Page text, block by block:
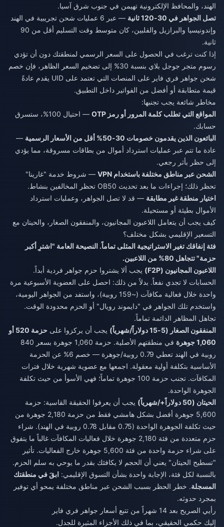
الهند، والمحافظ الإلكترونية تهيمن في جنوب شرق آسيا.
تصل الجواهر في 30-120 ثانية
— عبر 6 عمليات شحن تجريبية في الهند
وإندونيسيا والبرازيل والفلبين، كان متوسط وقت التسليم أقل من 90
ثانية.
إذا كنت ترغب في الحصول على السعر الرسمي لمنطقتك دون أن تؤدي
رسوم متجر جوجل بلاي بنسبة 30% إلى تضخيم السعر الظاهر، فإن
خصم
شحن جواهر فري فاير
على المنصات التي تعتمد على UID يقدم عادةً
قيمة متطابقة أو أفضل من الفواتير داخل التطبيق.
مخاطر شائعة يجب تجنبها:
المواقع التي تطلب كلمة المرور أو رمز OTP
— احتيال 100%، ستسرق
حسابك.
البائعون الذين يقدمون خصومات 30-50% أقل من الأسعار الرسمية
—
عادة ما تتم عبر عمليات استرداد أموال من بطاقات مسروقة، مما يؤدي
إلى حظر بأثر رجعي.
الشحن عبر مناطق مختلفة باستخدام VPN
— شروط خدمة "غارينا"
تحظر ذلك؛ إجراءات ما بعد تحديث OB50 تحظر المخالفين بنشاط.
اختيار منطقة غير مطابقة — قد لا تصل الجواهر، وعمليات استرداد
الأموال بطيئة أو مستحيلة.
كيف يجب أن يتعامل اللاعبون المجانيون، والمنفقون الصغار، والحيتان مع
التسعير الإقليمي بشكل مختلف؟
فئة إنفاقك تغير الاستراتيجية المثلى تماماً. النصيحة العامة "اشترِ أكبر
حزمة" تتجاهل 80% من اللاعبين.
اللاعبون المجانيون (F2P)
يجب ألا يشتروا حزم جواهر فردية أبداً.
الحسابات لا تجدي نفعاً. بدلاً من ذلك: احصل على العضوية الأسبوعية مرة
واحدة خلال فعالية مكافآت (~159 روبية)، واستفد من الجواهر اليومية،
واستخدم تلك الجواهر في "دايموند رويال" أو الحزم محدودة الوقت.
تجاهل المظاهر الدائمة تماماً.
المنفقون الصغار (5-15 دولاراً/شهرياً)
يجب أن يركزوا على
حزمة 520 أو
1,060 جوهرة
في منطقتهم الأصلية. حزمة 1,060 جوهرة بسعر 840
روبية في الهند تعطي 0.79 روبية/جوهرة — خصم 6% عن الحزمة
الأساسية بتكلفة أولية معقولة. اجمعها مع عضوية شهرية خلال فترات
المكافآت. تجنب حزمة 100 جوهرة تماماً؛ فهي الأسوأ من حيث تكلفة
الجوهرة الواحدة.
الحيتان (50 دولاراً+/شهرياً)
يجب أن يعرفوا الحقيقة القاسية: حزمة
5,600 جوهرة أفضل بشكل هامشي فقط من حزمة 2,180 جوهرة من
حيث تكلفة الجوهرة الواحدة (0.75 مقابل 0.78 روبية في الهند). شراء
حزم متعددة من فئة 2,180 جوهرة خلال فعاليات المكافآت غالباً ما يتفوق
على شراء حزمة واحدة من فئة 5,600 جوهرة خارج الفعاليات. تأثير
"تسطيح الحيتان" يعني أن الحجم لا يكافئك بقدر ما يوحي به سلم الحزم.
بالنسبة لكل فئة، الإجابة واحدة بشأن التسوق الإقليمي: ابقَ في منطقتك
المسجلة. خطر الحظر بسبب الشحن عبر مناطق مختلفة يمحو أي توفير
بمجرد حدوثه.
رأيي الصريح بعد 14 شهراً من تتبع أسعار جواهر فري فاير
إليك حكمي الحقيقي، بما في ذلك الأجزاء المثيرة للجدل.